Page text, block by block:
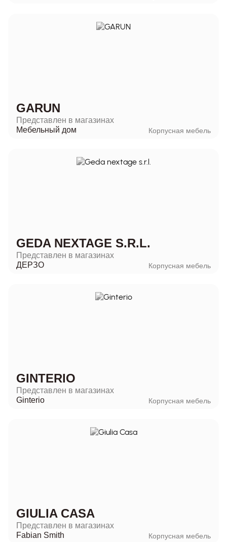
GARUN
Представлен в магазинах
Мебельный дом
Корпусная мебель
GEDA NEXTAGE S.R.L.
Представлен в магазинах
ДЕРЗО
Корпусная мебель
GINTERIO
Представлен в магазинах
Ginterio
Корпусная мебель
GIULIA CASA
Представлен в магазинах
Fabian Smith
Корпусная мебель